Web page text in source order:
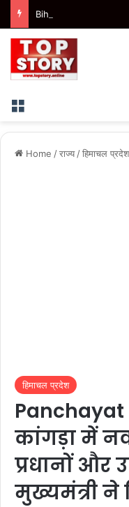
Menu
Home /राज्य /हिमाचल प्रदेश
हिमाचल प्रदेश
कांगड़ा में
प्रधानों और
मुख्यमंत्री ने